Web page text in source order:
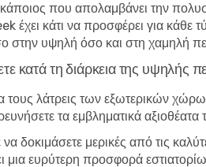
κάποιος που απολαμβάνει την
έχει κάτι να προσφέρει για κάθε
στην υψηλή όσο και στη χαμηλή
κατά τη διάρκεια της
τους λάτρεις των εξωτερικών
τα εμβληματικά
να δοκιμάσετε μερικές από τις
μια ευρύτερη προσφορά